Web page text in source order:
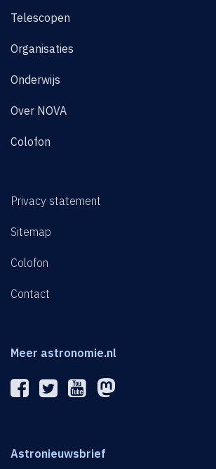
Telescopen
Organisaties
Onderwijs
Over NOVA
Colofon
Privacy statement
Sitemap
Colofon
Contact
Meer astronomie.nl
Astronieuwsbrief